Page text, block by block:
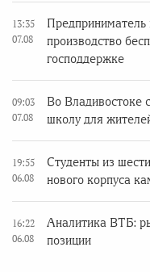
13:35
07.08
Предприниматель
производство
господдержке
09:03
07.08
Во Владивостоке
школу для
19:55
06.08
Студенты из
нового корпуса
16:22
06.08
Аналитика ВТБ:
позиции